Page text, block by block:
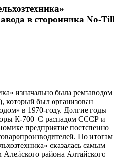
в сторонника No-Till
изначально была ремзаводом
который был организован
в 1970-году. Долгие годы
К-700. С распадом СССР и
предприятие постепенно
По итогам
оказалась самым
Алейского района Алтайского